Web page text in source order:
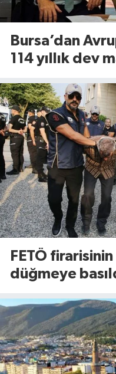
Bursa’dan
114 yıllık dev
FETÖ
düğmeye